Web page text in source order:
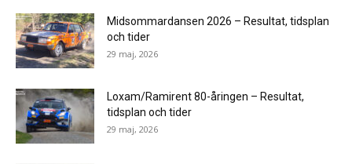
Midsommardansen 2026 – Resultat, tidsplan
och tider
29 maj, 2026
Loxam/Ramirent 80-åringen – Resultat,
tidsplan och tider
29 maj, 2026